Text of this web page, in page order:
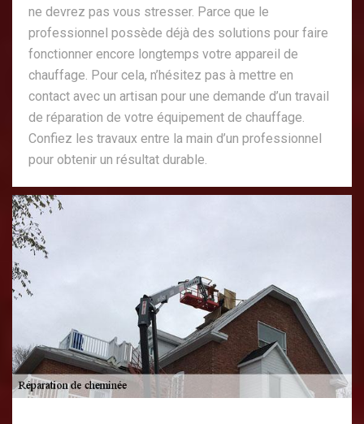
ne devrez pas vous stresser. Parce que le
professionnel possède déjà des solutions pour faire
fonctionner encore longtemps votre appareil de
chauffage. Pour cela, n’hésitez pas à mettre en
contact avec un artisan pour une demande d’un travail
de réparation de votre équipement de chauffage.
Confiez les travaux entre la main d’un professionnel
pour obtenir un résultat durable.